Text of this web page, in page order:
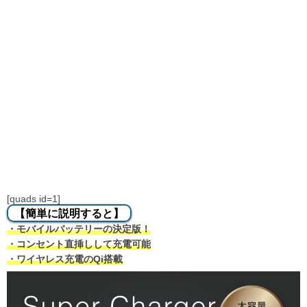
[quads id=1]
【簡単に説明すると】
・モバイルバッテリーの決定版！
・コンセント直挿しして充電可能
・ワイヤレス充電のQi搭載